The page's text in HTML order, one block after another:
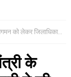
ने की कोषांगों की बैठक
के